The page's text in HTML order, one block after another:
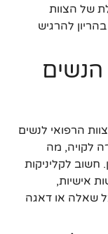
של הצוות
להרגיש
הרפואי לנשים
לקויה, מה
חשוב לקליניקות
אישיות,
שאלה או דאגה